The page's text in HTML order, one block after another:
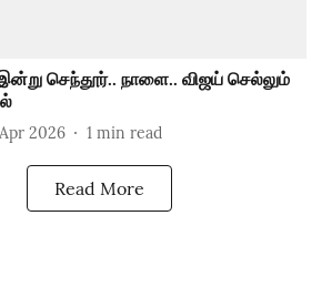
செந்தூர்.. நாளை.. விஜய் செல்லும்
2026 1 min read
Read More